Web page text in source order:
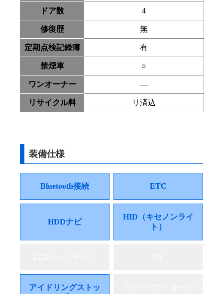
ドア数 4
修復歴 無
定期点検記録簿 有
禁煙車 ○
ワンオーナー ―
リサイクル料 リ済込
装備仕様
Bluetooth接続 ETC
HDDナビ
HID（キセノンライ
ト）
アイドリングストッ